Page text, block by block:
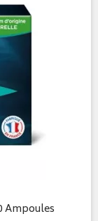
Ampoules